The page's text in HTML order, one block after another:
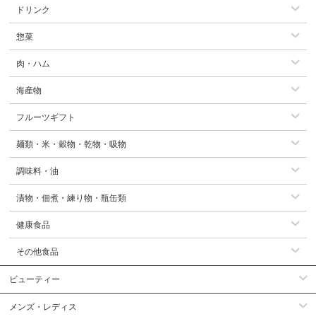
ドリンク
惣菜
肉・ハム
海産物
フルーツギフト
麺類・米・穀物・乾物・吸物
調味料・油
漬物・佃煮・練り物・瓶缶類
健康食品
その他食品
ビューティー
メンズ・レディス